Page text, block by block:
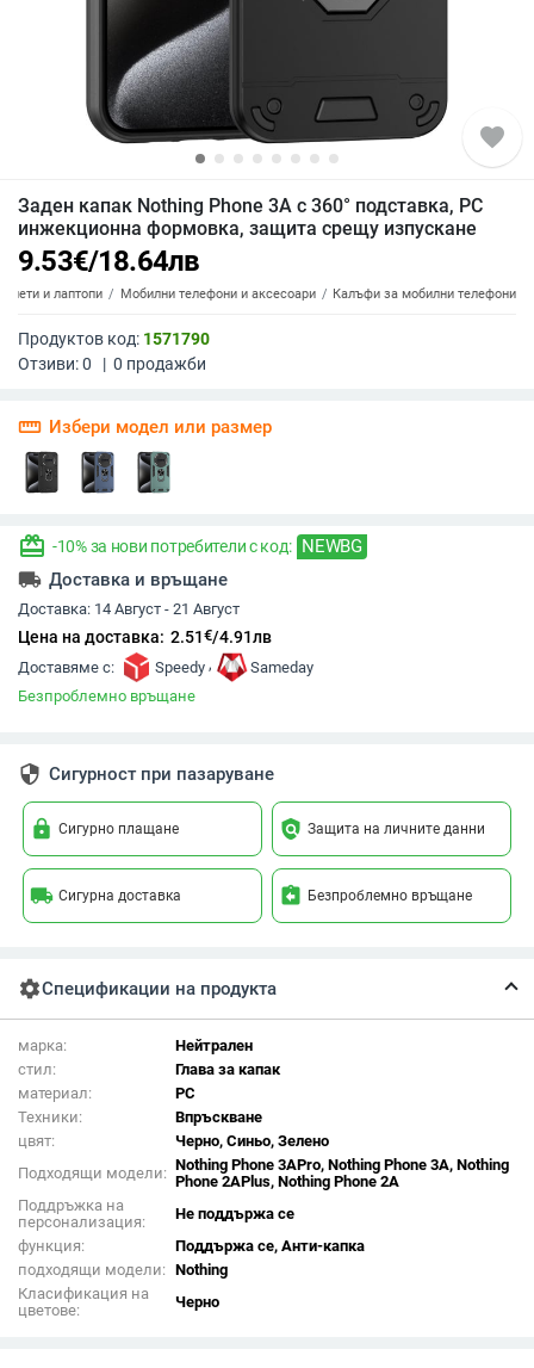
favorite
Заден капак Nothing Phone 3A с 360° подставка, PC
инжекционна формовка, защита срещу изпускане
9.53€/18.64лв
и лаптопи Мобилни телефони и аксесоари Калъфи за мобилни телефони
Продуктов код: 1571790
Отзиви:0 | 0 продажби
straighten Избери модел или размер
redeem -10% за нови потребители с код: NEWBG
local_shipping Доставка и връщане
Доставка: 14 Август - 21 Август
Цена на доставка: 2.51€/4.91лв
Доставяме с: Speedy ,
Sameday
Безпроблемно връщане
security Сигурност при пазаруване
lock Сигурно плащане policy Защита на личните данни
local_shipping Сигурна доставка assignment_return Безпроблемно връщане
settingsСпецификации на продукта
марка:
Нейтрален
стил:
Глава за капак
материал:
PC
Техники:
Впръскване
цвят:
Черно, Синьо, Зелено
Подходящи модели: Nothing Phone 3APro, Nothing Phone 3A, Nothing
Phone 2APlus, Nothing Phone 2A
Поддръжка на
персонализация:
Не поддържа се
функция:
Поддържа се, Анти-капка
подходящи модели: Nothing
Класификация на
цветове:
Черно